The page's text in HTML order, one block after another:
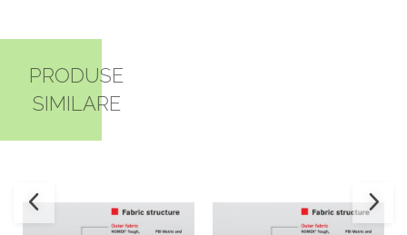
PRODUSE
SIMILARE